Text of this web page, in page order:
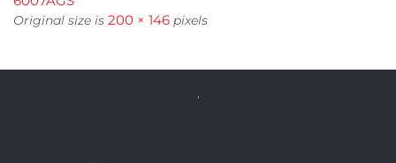
Original size is 200 × 146 pixels